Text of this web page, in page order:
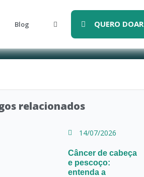
Blog QUERO DOAR
relacionados
14/07/2026
Câncer de cabeça
e pescoço:
entenda a